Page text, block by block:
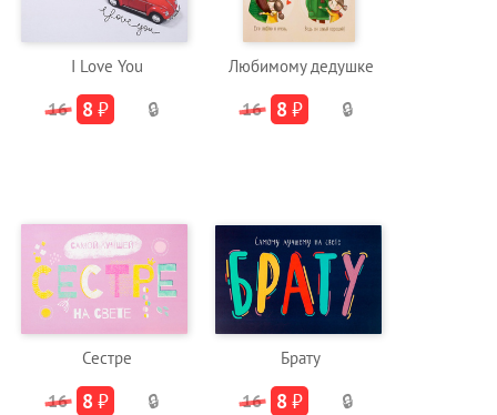
I Love You
16 8 ₽ 🔒
Любимому дедушке
16 8 ₽ 🔒
Сестре
16 8 ₽ 🔒
Брату
16 8 ₽ 🔒